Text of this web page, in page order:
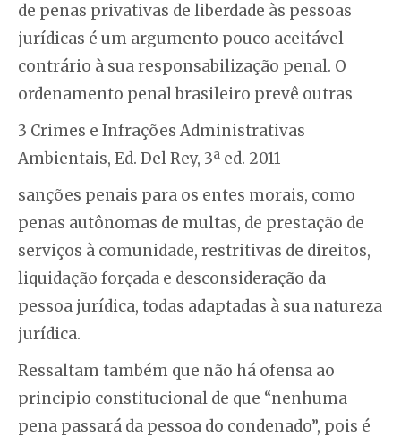
de penas privativas de liberdade às pessoas
jurídicas é um argumento pouco aceitável
contrário à sua responsabilização penal. O
ordenamento penal brasileiro prevê outras
3 Crimes e Infrações Administrativas
Ambientais, Ed. Del Rey, 3ª ed. 2011
sanções penais para os entes morais, como
penas autônomas de multas, de prestação de
serviços à comunidade, restritivas de direitos,
liquidação forçada e desconsideração da
pessoa jurídica, todas adaptadas à sua natureza
jurídica.
Ressaltam também que não há ofensa ao
principio constitucional de que “nenhuma
pena passará da pessoa do condenado”, pois é